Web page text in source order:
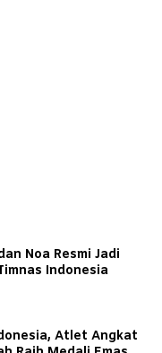
Noa Resmi Jadi
Indonesia
Atlet Angkat